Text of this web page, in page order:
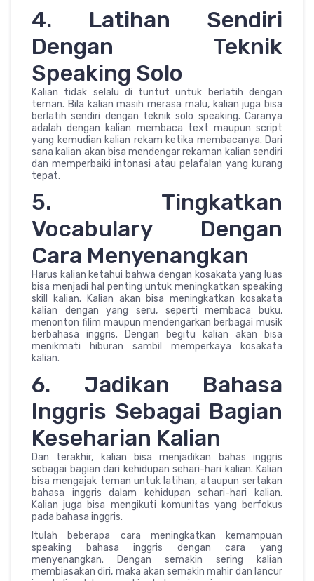
4. Latihan Sendiri
Dengan Teknik
Speaking Solo
Kalian tidak selalu di tuntut untuk berlatih dengan
teman. Bila kalian masih merasa malu, kalian juga bisa
berlatih sendiri dengan teknik solo speaking. Caranya
adalah dengan kalian membaca text maupun script
yang kemudian kalian rekam ketika membacanya. Dari
sana kalian akan bisa mendengar rekaman kalian sendiri
dan memperbaiki intonasi atau pelafalan yang kurang
tepat.
5. Tingkatkan
Vocabulary Dengan
Cara Menyenangkan
Harus kalian ketahui bahwa dengan kosakata yang luas
bisa menjadi hal penting untuk meningkatkan speaking
skill kalian. Kalian akan bisa meningkatkan kosakata
kalian dengan yang seru, seperti membaca buku,
menonton filim maupun mendengarkan berbagai musik
berbahasa inggris. Dengan begitu kalian akan bisa
menikmati hiburan sambil memperkaya kosakata
kalian.
6. Jadikan Bahasa
Inggris Sebagai Bagian
Keseharian Kalian
Dan terakhir, kalian bisa menjadikan bahas inggris
sebagai bagian dari kehidupan sehari-hari kalian. Kalian
bisa mengajak teman untuk latihan, ataupun sertakan
bahasa inggris dalam kehidupan sehari-hari kalian.
Kalian juga bisa mengikuti komunitas yang berfokus
pada bahasa inggris.
Itulah beberapa cara meningkatkan kemampuan
speaking bahasa inggris dengan cara yang
menyenangkan. Dengan semakin sering kalian
membiasakan diri, maka akan semakin mahir dan lancur